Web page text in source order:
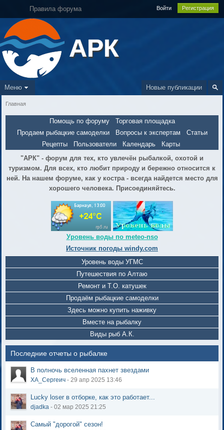
Правила форума Войти Регистрация
АРК
Новые публикации
Меню
Главная
Помощь по форуму
Торговая площадка
Продаем рыбацкие самоделки
Вопросы к экспертам
Статьи
Рецепты
Пользователи Календарь
Карты
"АРК" - форум для тех, кто увлечён рыбалкой, охотой и
туризмом. Для всех, кто любит природу и бережно относится к
ней. На нашем форуме, как у костра - всегда найдется место для
хорошего человека. Присоединяйтесь.
Уровень воды по meteo-nso
Источник погоды windy.com
Уровень воды УГМС
Путешествия по Алтаю
Ремонт и Т.О. катушек
Продаём рыбацкие самоделки
Здесь можно купить наживку
Вместе на рыбалку
Виды рыб А.К.
Последние отчеты о рыбалке
В полночь вселенная пахнет звездами
ХА_Сергеич - 29 апр 2025 13:46
Lucky loser в отборке, как это работает...
djadka - 02 мар 2025 21:25
Самый "дорогой" сезон!